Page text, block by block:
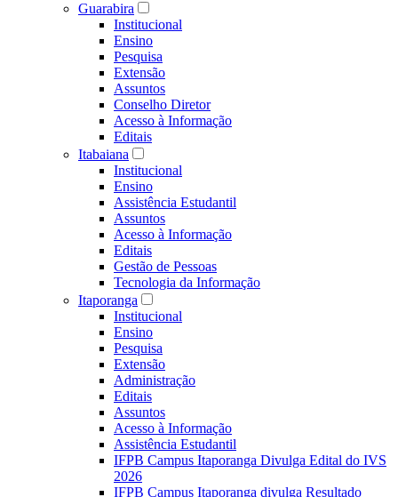
Guarabira
Institucional
Ensino
Pesquisa
Extensão
Assuntos
Conselho Diretor
Acesso à Informação
Editais
Itabaiana
Institucional
Ensino
Assistência Estudantil
Assuntos
Acesso à Informação
Editais
Gestão de Pessoas
Tecnologia da Informação
Itaporanga
Institucional
Ensino
Pesquisa
Extensão
Administração
Editais
Assuntos
Acesso à Informação
Assistência Estudantil
IFPB Campus Itaporanga Divulga Edital do IVS
2026
IFPB Campus Itaporanga divulga Resultado